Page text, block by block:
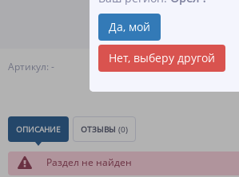
Да, мой
Нет, выберу другой
Артикул: -
ПОДРОБНЕЕ О ДОСТАВКЕ
ОПИСАНИЕ ОТЗЫВЫ (0)
Раздел не найден